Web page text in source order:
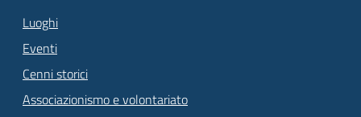
Luoghi
Eventi
Cenni storici
Associazionismo e volontariato